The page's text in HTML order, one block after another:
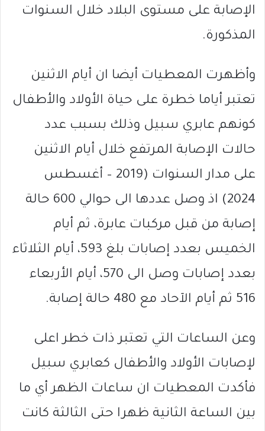
الإصابة على مستوى البلاد خلال السنوات
المذكورة.
وأظهرت المعطيات أيضا ان أيام الاثنين
تعتبر أياما خطرة على حياة الأولاد والأطفال
كونهم عابري سبيل وذلك بسبب عدد
حالات الإصابة المرتفع خلال أيام الاثنين
على مدار السنوات (2019 – أغسطس
2024) اذ وصل عددها الى حوالي 600 حالة
إصابة من قبل مركبات عابرة، ثم أيام
الخميس بعدد إصابات بلغ 593، أيام الثلاثاء
بعدد إصابات وصل الى 570، أيام الأربعاء
516 ثم أيام الآحاد مع 480 حالة إصابة.
وعن الساعات التي تعتبر ذات خطر اعلى
لإصابات الأولاد والأطفال كعابري سبيل
فأكدت المعطيات ان ساعات الظهر أي ما
بين الساعة الثانية ظهرا حتى الثالثة كانت